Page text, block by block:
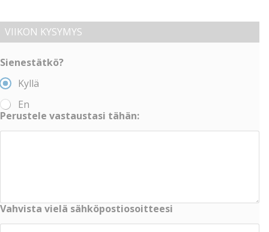
VIIKON KYSYMYS
Sienestätkö?
Kyllä
En
Perustele vastaustasi tähän:
Vahvista vielä sähköpostiosoitteesi